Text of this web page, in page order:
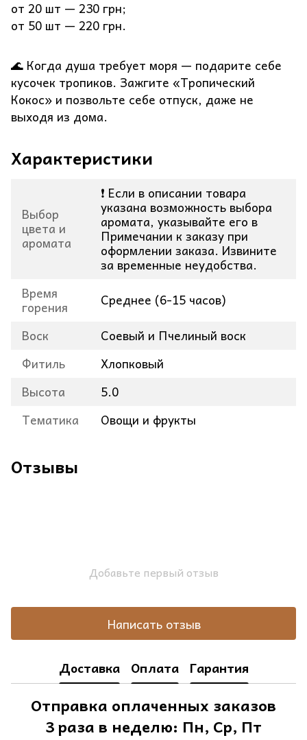
от 20 шт — 230 грн;
от 50 шт — 220 грн.
🌊 Когда душа требует моря — подарите себе
кусочек тропиков. Зажгите «Тропический
Кокос» и позвольте себе отпуск, даже не
выходя из дома.
Характеристики
Выбор
цвета и
аромата
❗ Если в описании товара
указана возможность выбора
аромата, указывайте его в
Примечании к заказу при
оформлении заказа. Извините
за временные неудобства.
Время
горения
Среднее (6-15 часов)
Воск
Соевый и Пчелиный воск
Фитиль
Хлопковый
Высота
5.0
Тематика
Овощи и фрукты
Отзывы
Добавьте первый отзыв
Написать отзыв
Доставка Оплата Гарантия
Отправка оплаченных заказов
3 раза в неделю: Пн, Ср, Пт